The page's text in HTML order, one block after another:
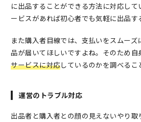
に出品することができる方法に対応して
ービスがあれば初心者でも気軽に出品す
また購入者目線では、支払いをスムー
品が届いてほしいですよね。そのため自
サービスに対応しているのかを調べるこ
運営のトラブル対応
出品者と購入者との顔の見えないやり取